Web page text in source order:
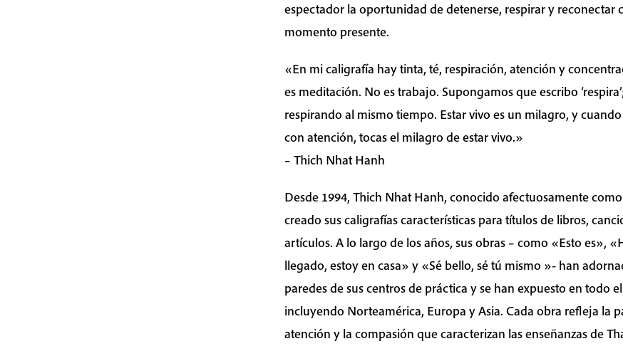
Hanh
espectador la oportunidad de detenerse, respirar y reconectar
momento presente.
«En mi caligrafía hay tinta, té, respiración, atención y
es meditación. No es trabajo. Supongamos que escribo
respirando al mismo tiempo. Estar vivo es un milagro, y
con atención, tocas el milagro de estar vivo.»
– Thich Nhat Hanh
Desde 1994, Thich Nhat Hanh, conocido afectuosamente
creado sus caligrafías características para títulos de libros,
artículos. A lo largo de los años, sus obras – como «Esto es»,
llegado, estoy en casa» y «Sé bello, sé tú mismo »- han
paredes de sus centros de práctica y se han expuesto en todo
incluyendo Norteamérica, Europa y Asia. Cada obra refleja la
atención y la compasión que caracterizan las enseñanzas de